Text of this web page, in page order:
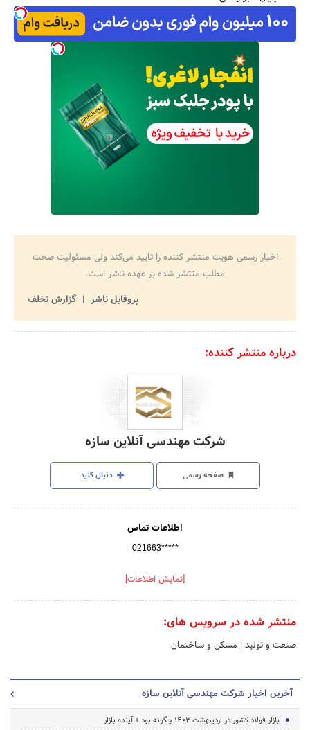
اخبار رسمی هویت منتشر کننده را تایید می‌کند ولی مسئولیت صحت
مطلب منتشر شده بر عهده ناشر است.
پروفایل ناشر
گزارش تخلف
درباره منتشر کننده:
شرکت مهندسی آنلاین سازه
صفحه رسمی دنبال کنید
اطلاعات تماس
021663*****
[نمایش اطلاعات]
منتشر شده در سرویس های:
صنعت و تولید | مسکن و ساختمان
آخرین اخبار شرکت مهندسی آنلاین سازه
بازار فولاد کشور در اردیبهشت 1403 چگونه بود + آینده بازار